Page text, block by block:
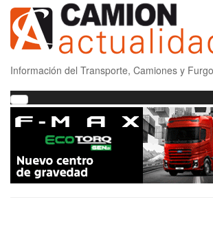
Información del Transporte, Camiones y